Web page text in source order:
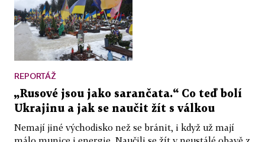
REPORTÁŽ
„Rusové jsou jako sarančata.“ Co teď bolí
Ukrajinu a jak se naučit žít s válkou
Nemají jiné východisko než se bránit, i když už mají